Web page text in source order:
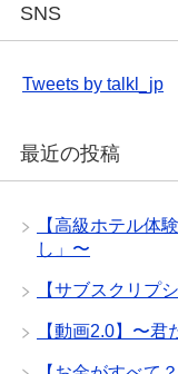
SNS
Tweets by talkl_jp
最近の投稿
【高級ホテル体
し」〜
【サブスクリプ
【動画2.0】〜